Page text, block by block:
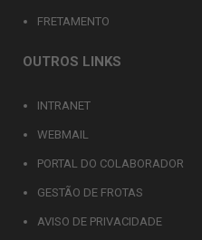
FRETAMENTO
OUTROS LINKS
INTRANET
WEBMAIL
PORTAL DO COLABORADOR
GESTÃO DE FROTAS
AVISO DE PRIVACIDADE